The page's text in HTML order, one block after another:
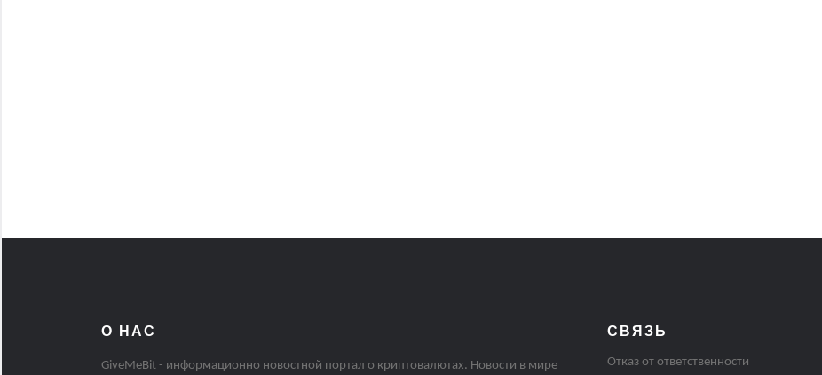
О НАС
GiveMeBit - информационно новостной портал о криптовалютах. Новости в мире
СВЯЗЬ
Отказ от ответственности